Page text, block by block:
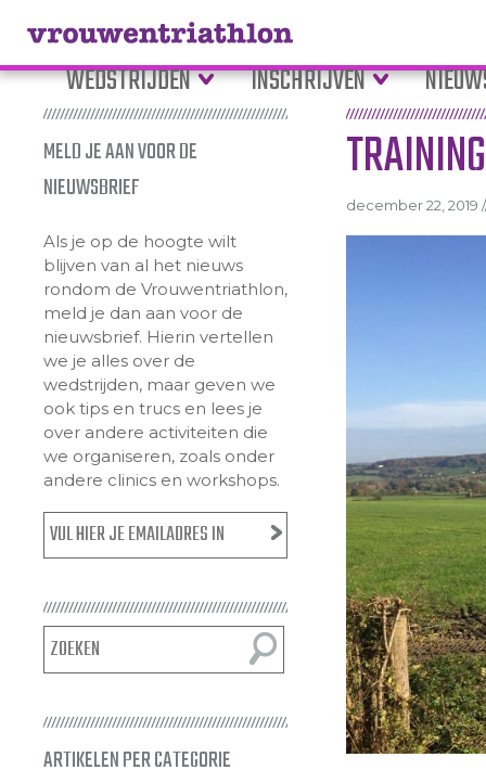
WEDSTRIJDEN INSCHRIJVEN
MELD JE AAN VOOR DE
NIEUWSBRIEF
Als je op de hoogte wilt
blijven van al het nieuws
rondom de Vrouwentriathlon,
meld je dan aan voor de
nieuwsbrief. Hierin vertellen
we je alles over de
wedstrijden, maar geven we
ook tips en trucs en lees je
over andere activiteiten die
we organiseren, zoals onder
andere clinics en workshops.
ARTIKELEN PER CATEGORIE
december 22, 2019